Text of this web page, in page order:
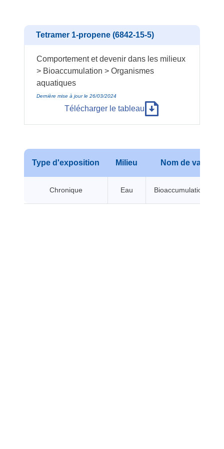
Tetramer 1-propene (6842-15-5)
Comportement et devenir dans les milieux
> Bioaccumulation > Organismes
aquatiques
Dernière mise à jour le 26/03/2024
Télécharger le tableau
Type d'exposition Milieu Nom de valeur
Chronique Eau Bioaccumulation BCF